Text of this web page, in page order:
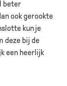
beter
ook gerookte
kun je
deze bij de
een heerlijk